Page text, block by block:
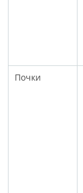
Почки